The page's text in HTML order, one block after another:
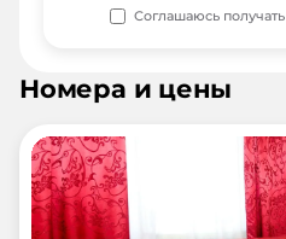
Номера и цены
Соглашаюсь получать